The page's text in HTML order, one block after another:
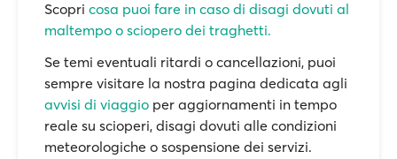
Scopri cosa puoi fare in caso di disagi dovuti al
maltempo o sciopero dei traghetti.
Se temi eventuali ritardi o cancellazioni, puoi
sempre visitare la nostra pagina dedicata agli
avvisi di viaggio per aggiornamenti in tempo
reale su scioperi, disagi dovuti alle condizioni
meteorologiche o sospensione dei servizi.